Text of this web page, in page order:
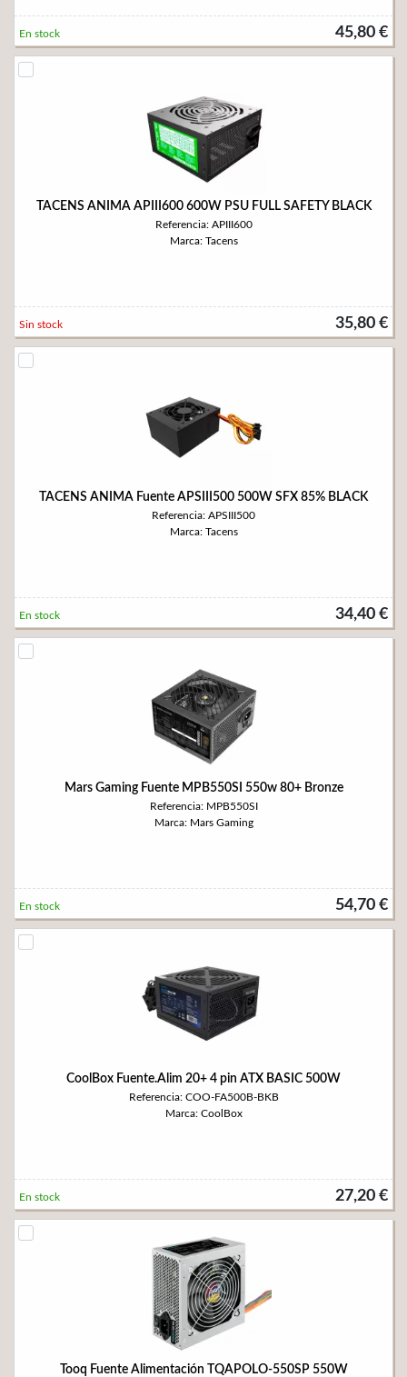
45,80 €
En stock
TACENS ANIMA APIII600 600W PSU FULL SAFETY BLACK
Referencia: APIII600
Marca: Tacens
35,80 €
Sin stock
TACENS ANIMA Fuente APSIII500 500W SFX 85% BLACK
Referencia: APSIII500
Marca: Tacens
34,40 €
En stock
Mars Gaming Fuente MPB550SI 550w 80+ Bronze
Referencia: MPB550SI
Marca: Mars Gaming
54,70 €
En stock
CoolBox Fuente.Alim 20+ 4 pin ATX BASIC 500W
Referencia: COO-FA500B-BKB
Marca: CoolBox
27,20 €
En stock
Tooq Fuente Alimentación TQAPOLO-550SP 550W